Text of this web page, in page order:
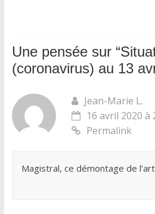
Une pensée sur “
(coronavirus) au 13
Jean-Marie L.
16 avril 2020 à
Permalink
Magistral, ce démontage de